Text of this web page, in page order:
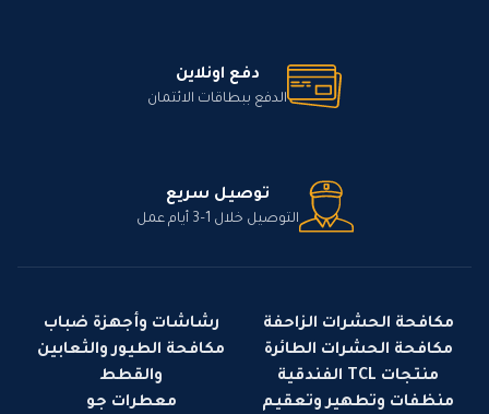
دفع اونلاين
الدفع ببطاقات الائتمان
توصيل سريع
التوصيل خلال 1–3 أيام عمل
مكافحة الحشرات الزاحفة
مكافحة الحشرات الطائرة
منتجات TCL الفندقية
منظفات وتطهير وتعقيم
رشاشات وأجهزة ضباب
مكافحة الطيور والثعابين
والقطط
معطرات جو